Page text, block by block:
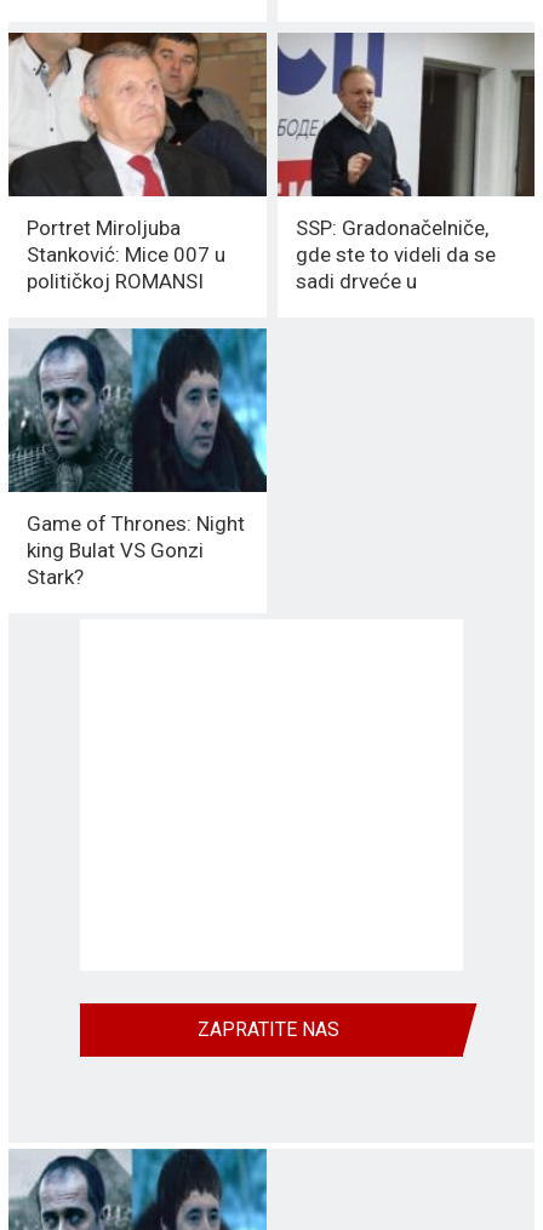
Portret Miroljuba
Stanković: Mice 007 u
političkoj ROMANSI
SSP: Gradonačelniče,
gde ste to videli da se
sadi drveće u
Game of Thrones: Night
king Bulat VS Gonzi
Stark?
ZAPRATITE NAS